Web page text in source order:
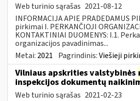
Web turinio sąrašas 2021-08-12
INFORMACIJA APIE PRADEDAMUS
pirkimai I. PERKANČIOJI
KONTAKTINIAI DUOMENYS: I.1.
organizacijos pavadinimas...
Metai: 2021 Pagrindinis:Viešieji
Vilniaus apskrities valstybinės
inspekcijos dokumentų
Web turinio sąrašas 2021-02-23